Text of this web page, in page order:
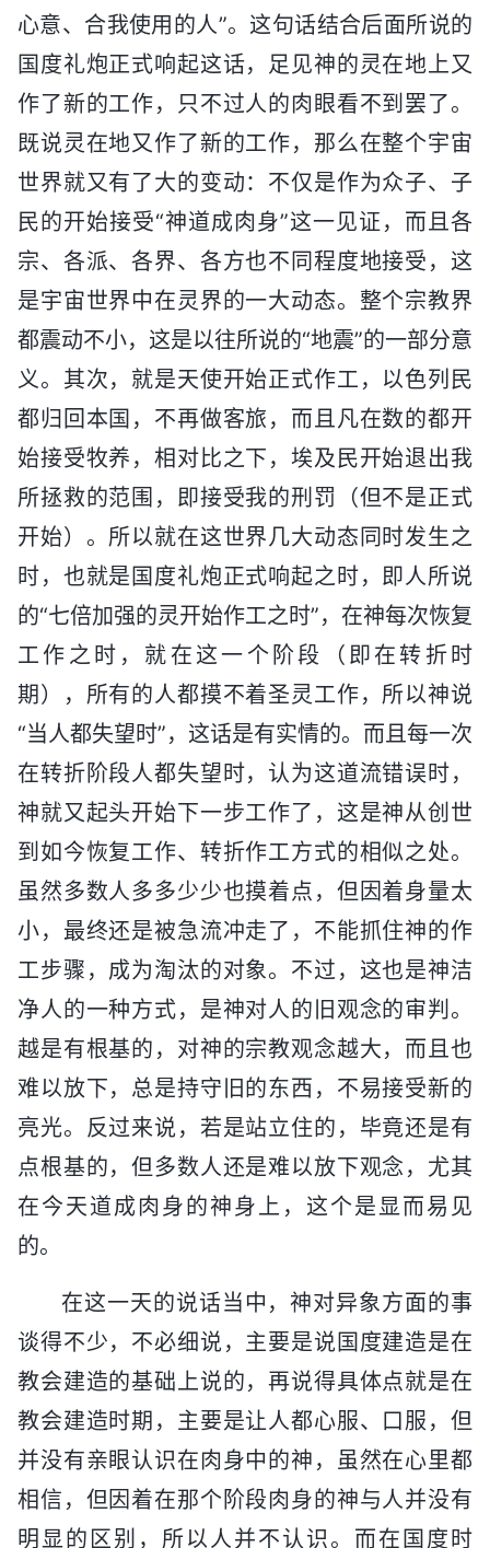
心意、合我使用的人”。这句话结合后面所说的
国度礼炮正式响起这话，足见神的灵在地上又
作了新的工作，只不过人的肉眼看不到罢了。
既说灵在地又作了新的工作，那么在整个宇宙
世界就又有了大的变动：不仅是作为众子、子
民的开始接受“神道成肉身”这一见证，而且各
宗、各派、各界、各方也不同程度地接受，这
是宇宙世界中在灵界的一大动态。整个宗教界
都震动不小，这是以往所说的“地震”的一部分意
义。其次，就是天使开始正式作工，以色列民
都归回本国，不再做客旅，而且凡在数的都开
始接受牧养，相对比之下，埃及民开始退出我
所拯救的范围，即接受我的刑罚（但不是正式
开始）。所以就在这世界几大动态同时发生之
时，也就是国度礼炮正式响起之时，即人所说
的“七倍加强的灵开始作工之时”，在神每次恢复
工作之时，就在这一个阶段（即在转折时
期），所有的人都摸不着圣灵工作，所以神说
“当人都失望时”，这话是有实情的。而且每一次
在转折阶段人都失望时，认为这道流错误时，
神就又起头开始下一步工作了，这是神从创世
到如今恢复工作、转折作工方式的相似之处。
虽然多数人多多少少也摸着点，但因着身量太
小，最终还是被急流冲走了，不能抓住神的作
工步骤，成为淘汰的对象。不过，这也是神洁
净人的一种方式，是神对人的旧观念的审判。
越是有根基的，对神的宗教观念越大，而且也
难以放下，总是持守旧的东西，不易接受新的
亮光。反过来说，若是站立住的，毕竟还是有
点根基的，但多数人还是难以放下观念，尤其
在今天道成肉身的神身上，这个是显而易见
的。
在这一天的说话当中，神对异象方面的事
谈得不少，不必细说，主要是说国度建造是在
教会建造的基础上说的，再说得具体点就是在
教会建造时期，主要是让人都心服、口服，但
并没有亲眼认识在肉身中的神，虽然在心里都
相信，但因着在那个阶段肉身的神与人并没有
明显的区别，所以人并不认识。而在国度时